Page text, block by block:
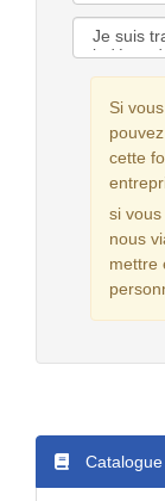
Si
cette
si
nous
mettre
Catalogue